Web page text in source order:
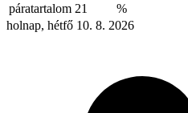
páratartalom 21
%
holnap, hétfő 10. 8. 2026